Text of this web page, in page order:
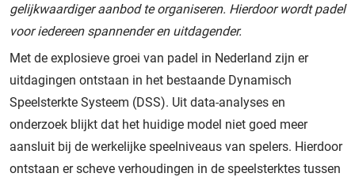
gelijkwaardiger aanbod te organiseren. Hierdoor wordt padel
voor iedereen spannender en uitdagender.
Met de explosieve groei van padel in Nederland zijn er
uitdagingen ontstaan in het bestaande Dynamisch
Speelsterkte Systeem (DSS). Uit data-analyses en
onderzoek blijkt dat het huidige model niet goed meer
aansluit bij de werkelijke speelniveaus van spelers. Hierdoor
ontstaan er scheve verhoudingen in de speelsterktes tussen